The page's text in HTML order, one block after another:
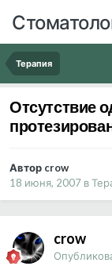
Терапия
Отсутствие
Автор crow
18 июня, 2007 в
crow